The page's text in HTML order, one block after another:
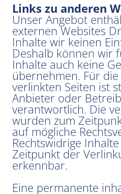
Links zu anderen
Unser Angebot
externen Websites
Inhalte wir keinen
Deshalb können wir
Inhalte auch keine
übernehmen. Für
verlinkten Seiten ist
Anbieter oder
verantwortlich. Die
wurden zum
auf mögliche
Rechtswidrige
Zeitpunkt der
erkennbar.
Eine permanente